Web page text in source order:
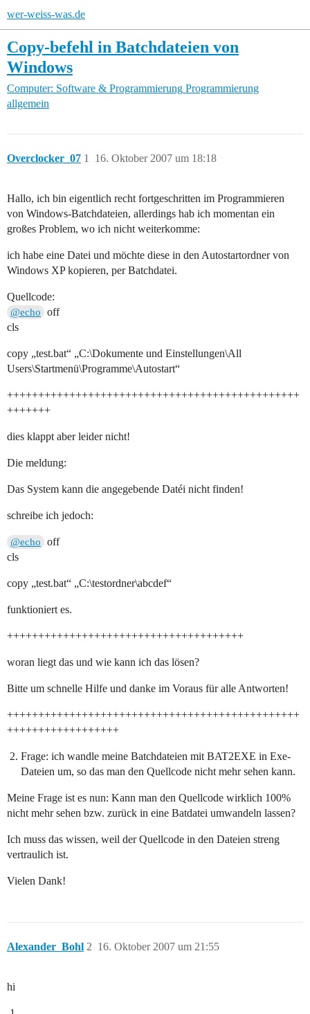
wer-weiss-was.de
Copy-befehl in Batchdateien von
Windows
Computer: Software & Programmierung Programmierung
allgemein
Overclocker_07 16. Oktober 2007 um 18:18
1
Hallo, ich bin eigentlich recht fortgeschritten im Programmieren
von Windows-Batchdateien, allerdings hab ich momentan ein
großes Problem, wo ich nicht weiterkomme:
ich habe eine Datei und möchte diese in den Autostartordner von
Windows XP kopieren, per Batchdatei.
Quellcode:
@echo
off
cls
copy „test.bat“ „C:\Dokumente und Einstellungen\All
Users\Startmenü\Programme\Autostart“
+++++++++++++++++++++++++++++++++++++++++++++++
+++++++
dies klappt aber leider nicht!
Die meldung:
Das System kann die angegebende Datéi nicht finden!
schreibe ich jedoch:
@echo
off
cls
copy „test.bat“ „C:\testordner\abcdef“
funktioniert es.
++++++++++++++++++++++++++++++++++++++
woran liegt das und wie kann ich das lösen?
Bitte um schnelle Hilfe und danke im Voraus für alle Antworten!
+++++++++++++++++++++++++++++++++++++++++++++++
++++++++++++++++++
Frage: ich wandle meine Batchdateien mit BAT2EXE in Exe-
Dateien um, so das man den Quellcode nicht mehr sehen kann.
Meine Frage ist es nun: Kann man den Quellcode wirklich 100%
nicht mehr sehen bzw. zurück in eine Batdatei umwandeln lassen?
Ich muss das wissen, weil der Quellcode in den Dateien streng
vertraulich ist.
Vielen Dank!
Alexander_Bohl 16. Oktober 2007 um 21:55
2
hi